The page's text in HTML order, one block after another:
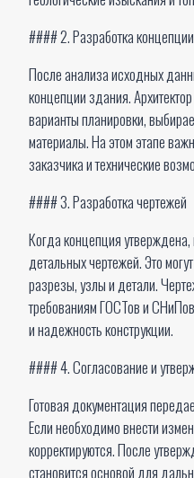
#### 2. Разработка концепции
После анализа исходных
концепции здания.
варианты планировки,
материалы. На этом этапе
заказчика и технические
#### 3. Разработка чертежей
Когда концепция
детальных чертежей. Это
разрезы, узлы и детали.
требованиям ГОСТов и
и надежность конструкции.
#### 4. Согласование и
Готовая документация
Если необходимо внести
корректируются. После
становится основой для